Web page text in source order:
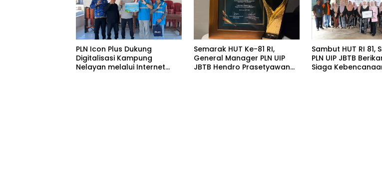
PLN Icon Plus Dukung
Digitalisasi Kampung
Nelayan melalui Internet
Semarak HUT Ke-81 RI,
General Manager PLN UIP
JBTB Hendro Prasetyawan
Sambut HUT RI 81,
PLN UIP JBTB
Siaga